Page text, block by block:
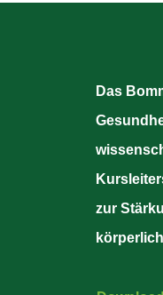
Das
zur